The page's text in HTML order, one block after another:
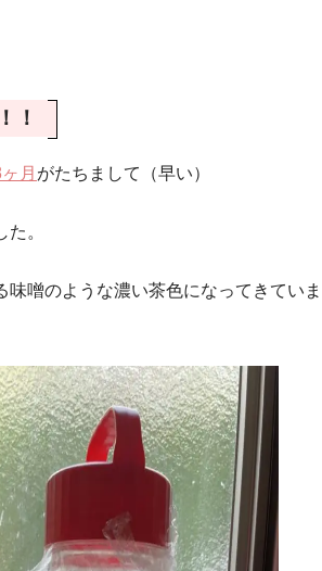
！
月 がたちまして（早い）
。
味噌のような濃い茶色になってきていま